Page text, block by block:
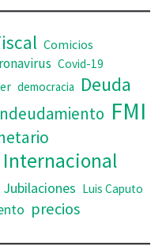
Comicios
Covid-19
democracia Deuda
FMI
Internacional
Jubilaciones Luis Caputo
precios